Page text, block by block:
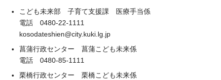
こども未来部 子育て支援課 医療手当係
電話 0480-22-1111
kosodateshien@city.kuki.lg.jp
菖蒲行政センター 菖蒲こども未来係
電話 0480-85-1111
栗橋行政センター 栗橋こども未来係